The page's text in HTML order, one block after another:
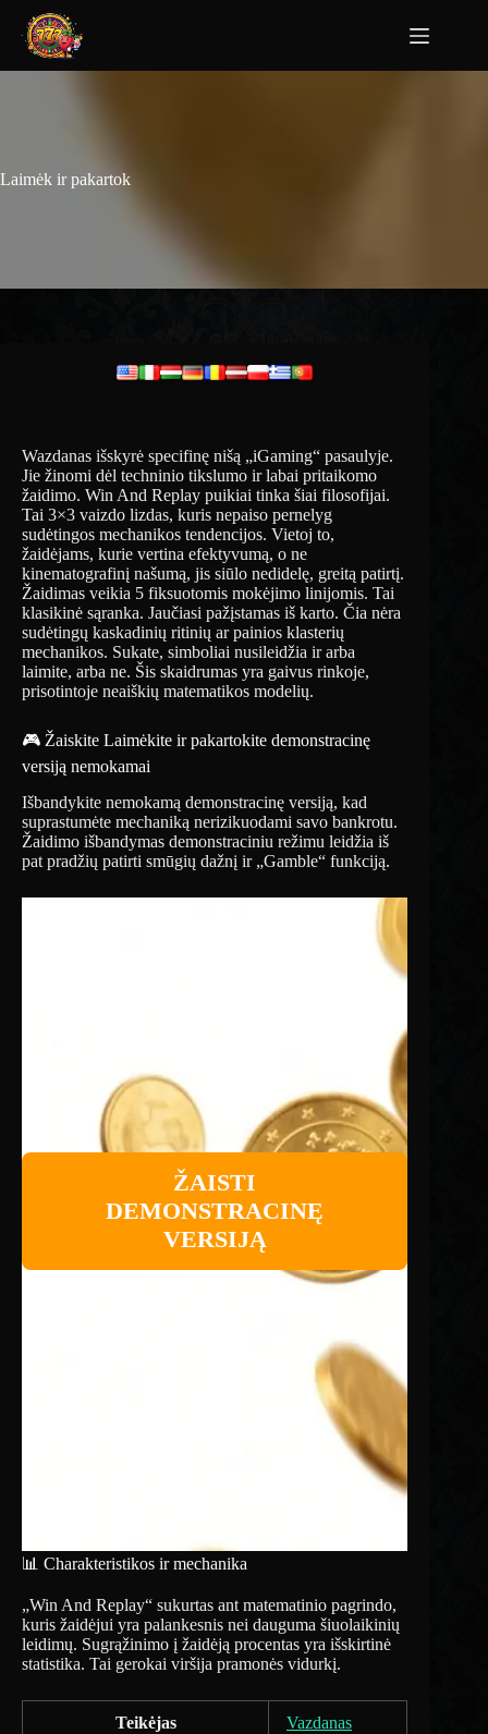
Laimėk ir pakartok
Wazdanas išskyrė specifinę nišą „iGaming“ pasaulyje.
Jie žinomi dėl techninio tikslumo ir labai pritaikomo
žaidimo. Win And Replay puikiai tinka šiai filosofijai.
Tai 3×3 vaizdo lizdas, kuris nepaiso pernelyg
sudėtingos mechanikos tendencijos. Vietoj to,
žaidėjams, kurie vertina efektyvumą, o ne
kinematografinį našumą, jis siūlo nedidelę, greitą patirtį.
Žaidimas veikia 5 fiksuotomis mokėjimo linijomis. Tai
klasikinė sąranka. Jaučiasi pažįstamas iš karto. Čia nėra
sudėtingų kaskadinių ritinių ar painios klasterių
mechanikos. Sukate, simboliai nusileidžia ir arba
laimite, arba ne. Šis skaidrumas yra gaivus rinkoje,
prisotintoje neaiškių matematikos modelių.
🎮 Žaiskite Laimėkite ir pakartokite demonstracinę
versiją nemokamai
Išbandykite nemokamą demonstracinę versiją, kad
suprastumėte mechaniką nerizikuodami savo bankrotu.
Žaidimo išbandymas demonstraciniu režimu leidžia iš
pat pradžių patirti smūgių dažnį ir „Gamble“ funkciją.
ŽAISTI
DEMONSTRACINĘ
VERSIJĄ
📊 Charakteristikos ir mechanika
„Win And Replay“ sukurtas ant matematinio pagrindo,
kuris žaidėjui yra palankesnis nei dauguma šiuolaikinių
leidimų. Sugrąžinimo į žaidėją procentas yra išskirtinė
statistika. Tai gerokai viršija pramonės vidurkį.
Teikėjas Vazdanas